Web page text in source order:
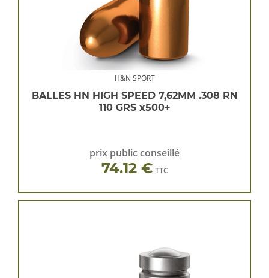
H&N SPORT
BALLES HN HIGH SPEED 7,62MM .308 RN
110 GRS x500+
prix public conseillé
74.12 € TTC